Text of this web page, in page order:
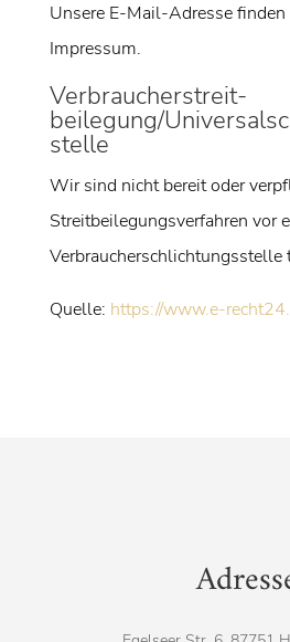
Unsere E-Mail-Adresse finden
Impressum.
Verbraucher­streit­
beilegung/
stelle
Wir sind nicht bereit oder
Streitbeilegungsverfahren vor
Verbraucherschlichtungsstelle
Quelle: https://www.e-